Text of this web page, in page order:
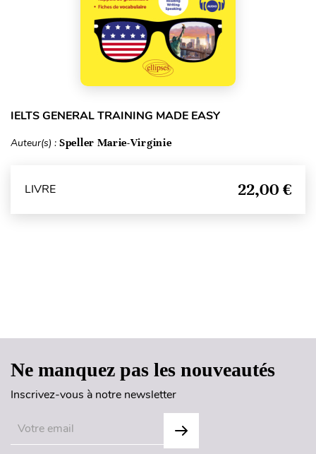
IELTS GENERAL TRAINING MADE EASY
Auteur(s) : Speller Marie-Virginie
LIVRE 22,00 €
Ne manquez pas les nouveautés
Inscrivez-vous à notre newsletter